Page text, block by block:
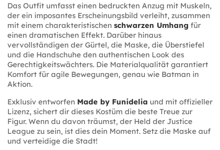
Das Outfit umfasst einen bedruckten Anzug mit Muskeln,
der ein imposantes Erscheinungsbild verleiht, zusammen
mit einem charakteristischen schwarzen Umhang für
einen dramatischen Effekt. Darüber hinaus
vervollständigen der Gürtel, die Maske, die Überstiefel
und die Handschuhe den authentischen Look des
Gerechtigkeitswächters. Die Materialqualität garantiert
Komfort für agile Bewegungen, genau wie Batman in
Aktion.
Exklusiv entworfen Made by Funidelia und mit offizieller
Lizenz, sichert dir dieses Kostüm die beste Treue zur
Figur. Wenn du davon träumst, der Held der Justice
League zu sein, ist dies dein Moment. Setz die Maske auf
und verteidige die Stadt!